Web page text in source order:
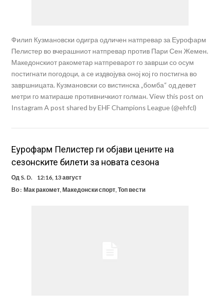
Филип Кузмановски одигра одличен натпревар за Еурофарм
Пелистер во вчерашниот натпревар против Пари Сен Жемен.
Македонскиот ракометар натпреварот го заврши со осум
постигнати погодоци, а се издвојува оној кој го постигна во
завршницата. Кузмановски со вистинска „бомба“ од девет
метри го матираше противничкиот голман. View this post on
Instagram A post shared by EHF Champions League (@ehfcl)
Еурофарм Пелистер ги објави цените на
сезонските билети за новата сезона
Од S. D.
12:16, 13 август
Во : Мак ракомет, Македонски спорт, Топ вести